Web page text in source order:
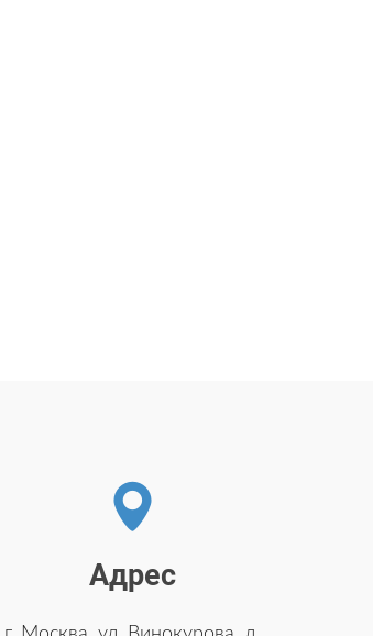
Адрес